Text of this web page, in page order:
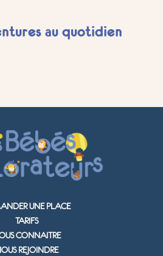
au quotidien
UNE PLACE
TARIFS
CONNAITRE
REJOINDRE